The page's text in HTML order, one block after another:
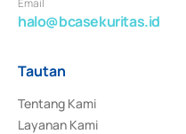
halo@bcasekuritas.id
Tautan
Tentang Kami
Layanan Kami